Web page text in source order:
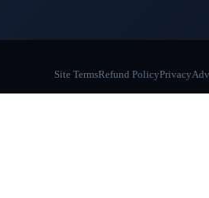
Site TermsRefund PolicyPrivacy